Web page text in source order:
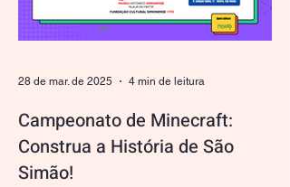
Campeonato de Minecraft:
Construa a História de São
Simão!
28 de mar. de 2025 4 min de leitura